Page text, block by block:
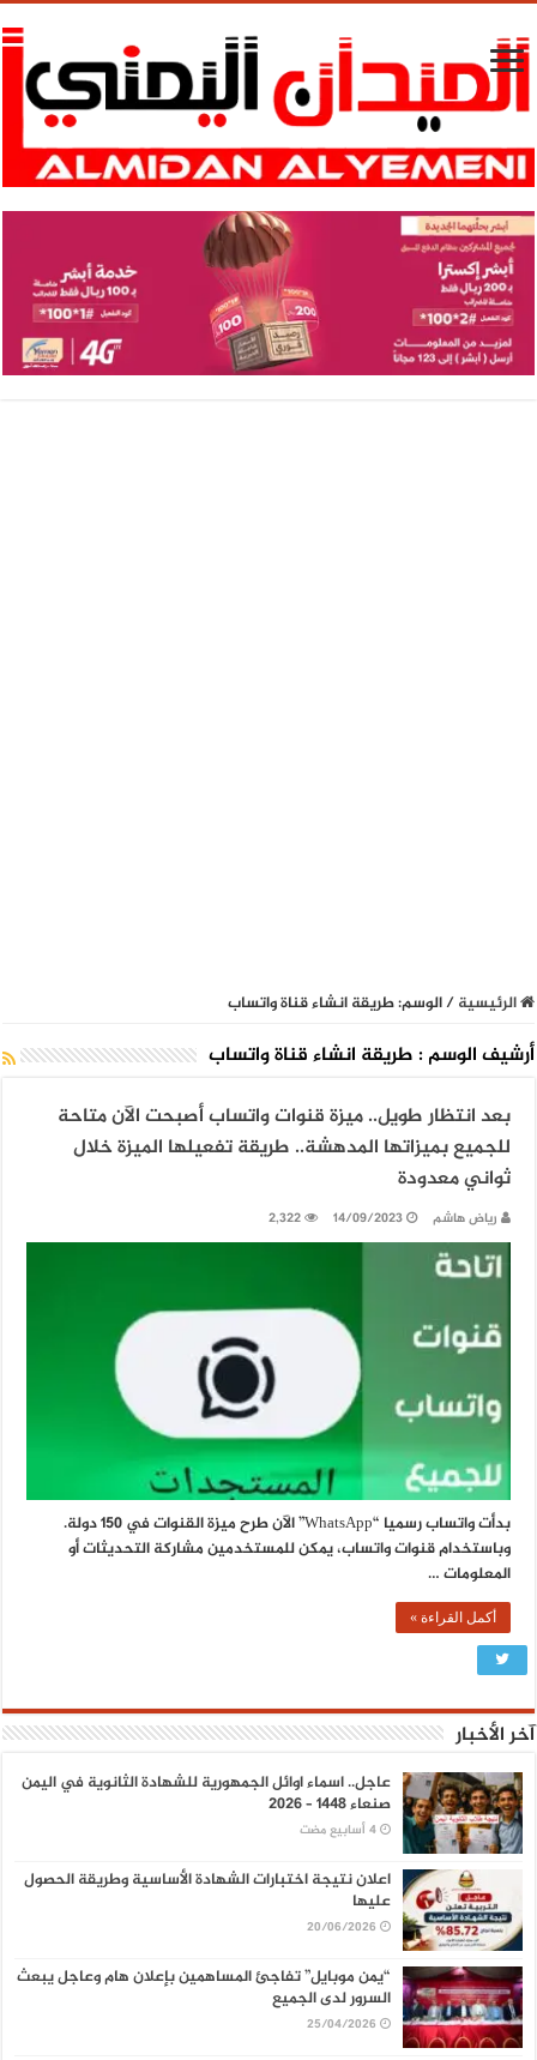
الرئيسية/الوسم:طريقة انشاء قناة واتساب
أرشيف الوسم : طريقة انشاء قناة واتساب
بعد انتظار طويل.. ميزة قنوات واتساب أصبحت الآن متاحة
للجميع بميزاتها المدهشة.. طريقة تفعيلها الميزة خلال
ثواني معدودة
رياض هاشم 14/09/2023
2,322
بدأت واتساب رسميا “WhatsApp” الآن طرح ميزة القنوات في 150 دولة.
وباستخدام قنوات واتساب، يمكن للمستخدمين مشاركة التحديثات أو
المعلومات …
أكمل القراءة »
آخر الأخبار
عاجل.. اسماء اوائل الجمهورية للشهادة الثانوية في اليمن
صنعاء 1448 – 2026
اعلان نتيجة اختبارات الشهادة الأساسية وطريقة الحصول
عليها
20/06/2026
“يمن موبايل” تفاجئ المساهمين بإعلان هام وعاجل يبعث
السرور لدى الجميع
25/04/2026